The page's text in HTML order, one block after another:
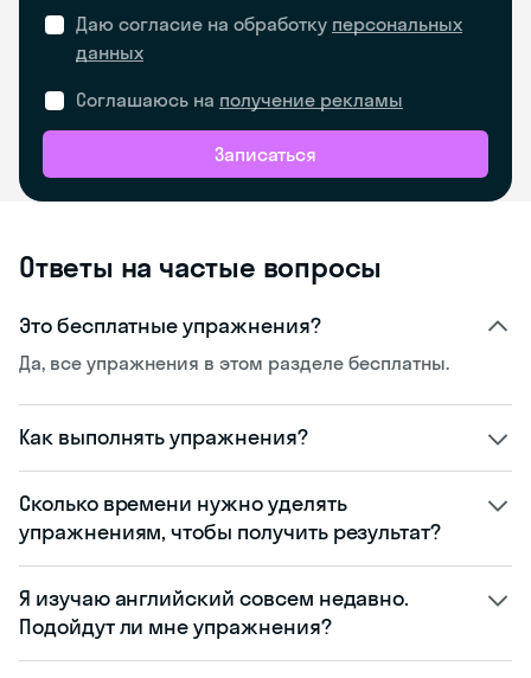
Даю согласие на обработку персональных
данных
Соглашаюсь на получение рекламы
Записаться
Ответы на частые вопросы
Это бесплатные упражнения?
Да, все упражнения в этом разделе бесплатны.
Как выполнять упражнения?
Сколько времени нужно уделять
упражнениям, чтобы получить результат?
Я изучаю английский совсем недавно.
Подойдут ли мне упражнения?